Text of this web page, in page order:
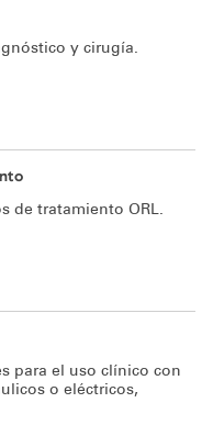
y cirugía.
de tratamiento ORL.
para el uso clínico con
o eléctricos,